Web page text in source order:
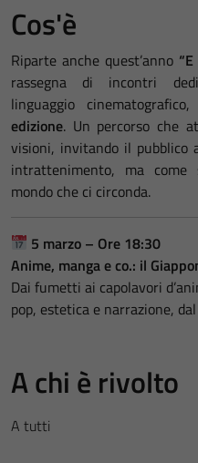
Cos'è
Riparte anche quest’anno
rassegna di incontri
linguaggio
edizione. Un percorso che
visioni, invitando il pubblico
intrattenimento, ma
mondo che ci circonda.
5 marzo – Ore 18:30
Anime, manga e co.: il
Dai fumetti ai capolavori
pop, estetica e narrazione,
A chi è rivolto
A tutti